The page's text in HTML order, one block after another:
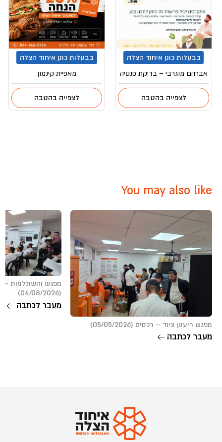
בבעלות כונן איחוד הצלה
אברהם מוגרבי – בדיקת פנסיה
לצפייה בהטבה
בבעלות כונן איחוד הצלה
מאפיית קינמון
לצפייה בהטבה
You may also like
מפגש ריענון ציוד – רכסים (05/05/2026)
מעבר לכתבה
מפגש והשתלמות
(04/08/2026)
מעבר לכתבה